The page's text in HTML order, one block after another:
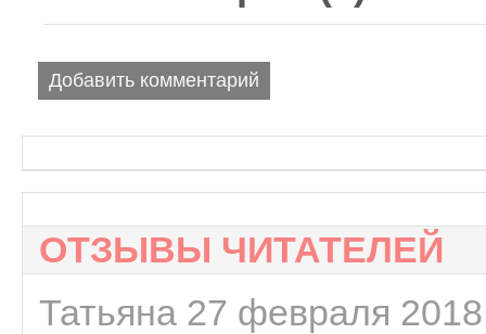
Добавить комментарий
ОТЗЫВЫ ЧИТАТЕЛЕЙ
Татьяна 27 февраля